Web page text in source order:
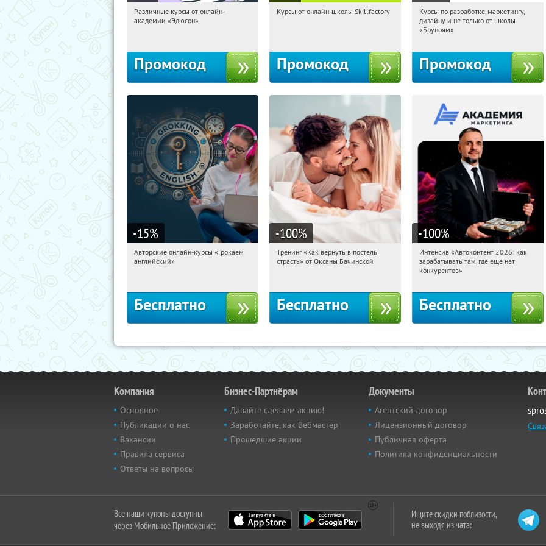
01:34:59 Получили:
Различные курсы от онлайн-
академии «Эдюсон»
Промокод
01:34:59
Получи первым!
Курсы от онлайн-школы Skillfactory
Промокод
01:34:59
Получи первым!
Россия
Курсы по разработке, маркетингу,
дизайну и не только от школы
«Бруноям»
Промокод
-15%
01:34:59 Получили:
Авторские онлайн-курсы «Грокаем
английский»
Бесплатно
-100%
01:34:59 Получили:
Тренинг «Как вернуть в постель
страсть» от Оксаны Бачинской
Бесплатно
-100%
01:34:59 Получили:
Россия
Интенсив «Автоконтент 2026: как
зарабатывать там, где еще нет
конкурентов»
Бесплатно
Компания
Основное
Публикации о нас
Вакансии
Правила сервиса
Ответы на вопросы
Бизнес-Партнёрам
Давайте сделаем акцию!
Заработайте, как Вебмастер
Прошедшие акции
Документы
Агентский договор
Лицензионный договор
Публичная оферта
Политика конфиденциальности
Все наши купоны доступны
через Мобильное Приложение:
Ищите скидки поблизости,
не выходя из чата: